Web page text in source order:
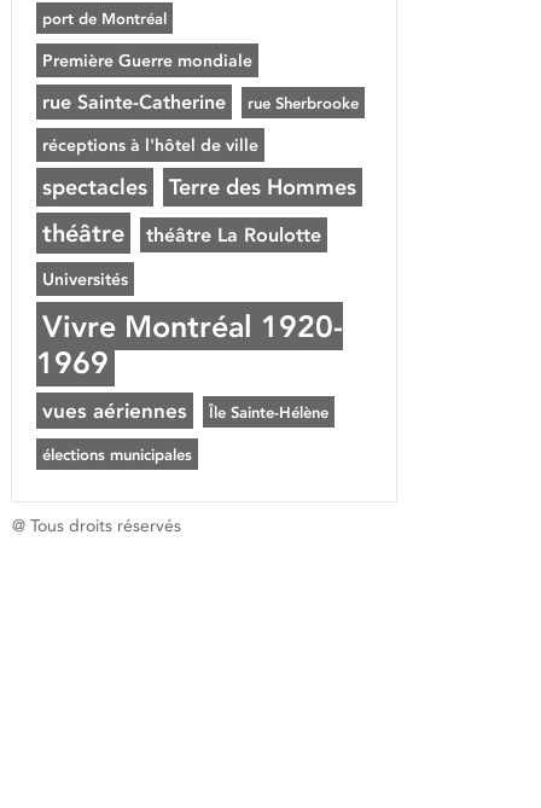
port de Montréal
Première Guerre mondiale
rue Sainte-Catherine rue Sherbrooke
réceptions à l'hôtel de ville
spectacles Terre des Hommes
théâtre théâtre La Roulotte
Universités
Vivre Montréal 1920-
1969
vues aériennes Île Sainte-Hélène
élections municipales
@ Tous droits réservés